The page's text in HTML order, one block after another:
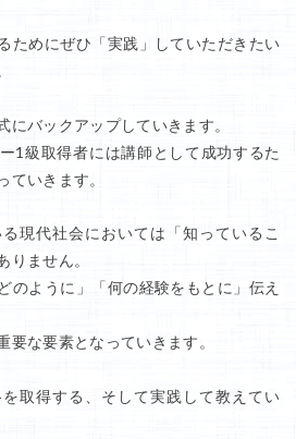
ためにぜひ「実践」していただきたい
にバックアップしていきます。
1級取得者には講師として成功するた
ていきます。
現代社会においては「知っているこ
りません。
のように」「何の経験をもとに」伝え
要な要素となっていきます。
取得する、そして実践して教えてい